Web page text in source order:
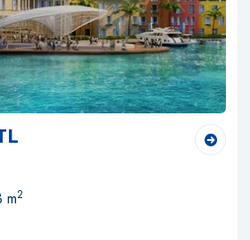
m2